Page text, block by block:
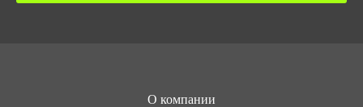
О компании